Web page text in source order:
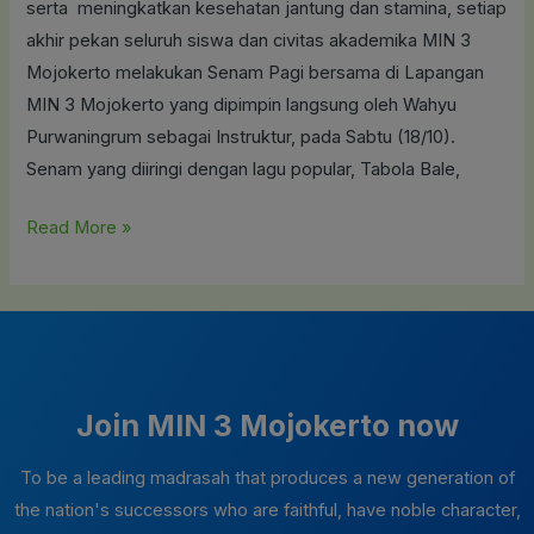
serta meningkatkan kesehatan jantung dan stamina, setiap
akhir pekan seluruh siswa dan civitas akademika MIN 3
Mojokerto melakukan Senam Pagi bersama di Lapangan
MIN 3 Mojokerto yang dipimpin langsung oleh Wahyu
Purwaningrum sebagai Instruktur, pada Sabtu (18/10).
Senam yang diiringi dengan lagu popular, Tabola Bale,
Read More »
Join MIN 3 Mojokerto now
To be a leading madrasah that produces a new generation of
the nation's successors who are faithful, have noble character,